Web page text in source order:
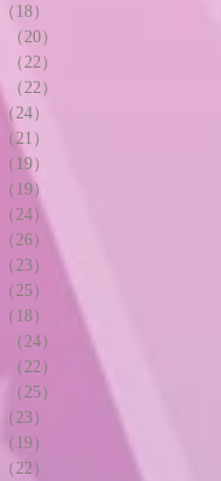
（18）
（20）
（22）
（22）
（24）
（21）
（19）
（19）
（24）
（26）
（23）
（25）
25件の記事
（18）
（24）
（22）
（25）
（23）
（19）
（22）